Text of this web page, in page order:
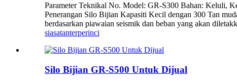
Parameter Teknikal No. Model: GR-S300 Bahan: Keluli,
Penerangan Silo Bijian Kapasiti Kecil dengan 300 Tan
berdasarkan piawaian seismik dan beban yang akan
siasatanterperinci
Silo Bijian GR-S500 Untuk Dijual